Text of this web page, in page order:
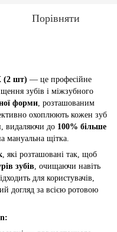
Порівняти
(2 шт) — це професійне
зубів і міжзубного
форми , розташованим
охоплюють кожен зуб
видаляючи до 100% більше
мануальна щітка.
, які розташовані так, щоб
зубів , очищаючи навіть
для користувачів,
догляд за всією ротовою